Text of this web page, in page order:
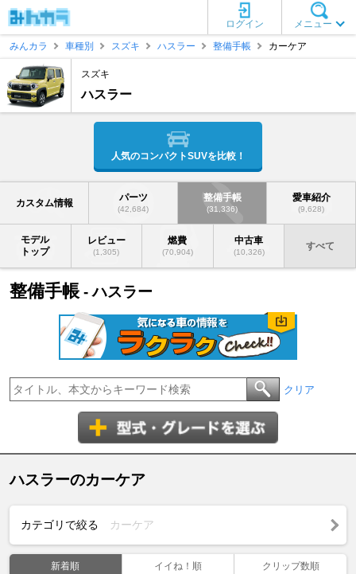
メニュー
ログイン
みんカラ
車種別 スズキ ハスラー 整備手帳 カーケア
スズキ
ハスラー
人気のコンパクトSUVを比較！
カスタム情報 パーツ
(42,684)
整備手帳
(31,336)
愛車紹介
(9,628)
モデル
トップ
レビュー
(1,305)
燃費
(70,904)
中古車
(10,326)
すべて
整備手帳 - ハスラー
クリア
ハスラーのカーケア
カテゴリで絞る カーケア
新着順 イイね！順 クリップ数順